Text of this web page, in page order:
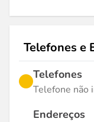
Telefones e
Telefones
Telefone não
Endereços